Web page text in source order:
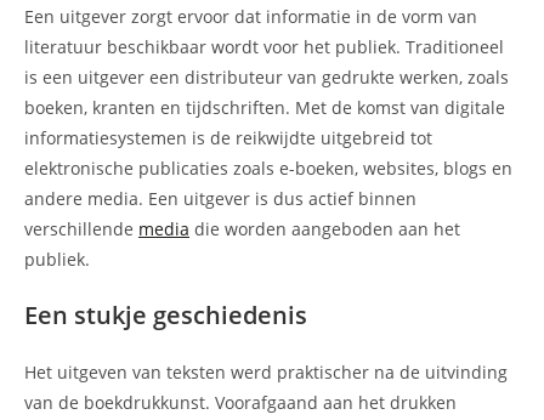
Een uitgever zorgt ervoor dat informatie in de vorm van
literatuur beschikbaar wordt voor het publiek. Traditioneel
is een uitgever een distributeur van gedrukte werken, zoals
boeken, kranten en tijdschriften. Met de komst van digitale
informatiesystemen is de reikwijdte uitgebreid tot
elektronische publicaties zoals e-boeken, websites, blogs en
andere media. Een uitgever is dus actief binnen
verschillende media die worden aangeboden aan het
publiek.
Een stukje geschiedenis
Het uitgeven van teksten werd praktischer na de uitvinding
van de boekdrukkunst. Voorafgaand aan het drukken